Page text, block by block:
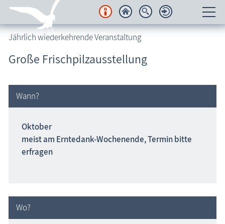
Unterkünfte
Regionales
Urlaubsorte
Freizeit
Blog
Jährlich wiederkehrende Veranstaltung
Große Frischpilzausstellung
Wann?
Oktober
meist am Erntedank-Wochenende, Termin bitte
erfragen
Wo?